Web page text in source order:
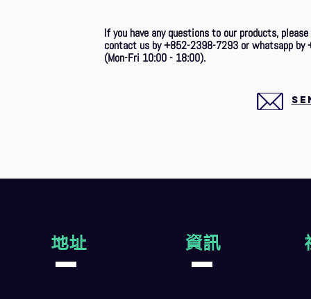
If you have any questions to our products,
contact us by +852-2398-7293 or whatsapp by
(Mon-Fri 10:00 - 18:00).
地址 資訊